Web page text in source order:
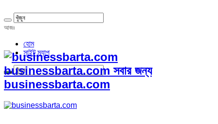
আজঃ
হোম
সাইট ম্যাপ
businessbarta.com সবার জন্য
businessbarta.com